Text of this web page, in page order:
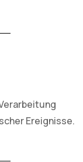
Ereignisse.